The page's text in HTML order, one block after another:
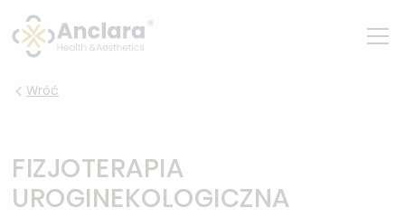
Wróć
FIZJOTERAPIA
UROGINEKOLOGICZNA